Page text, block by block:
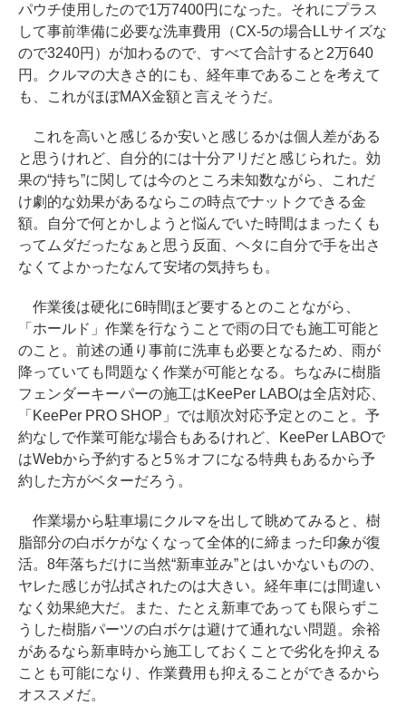
パウチ使用したので1万7400円になった。それにプラス
して事前準備に必要な洗車費用（CX-5の場合LLサイズな
ので3240円）が加わるので、すべて合計すると2万640
円。クルマの大きさ的にも、経年車であることを考えて
も、これがほぼMAX金額と言えそうだ。
これを高いと感じるか安いと感じるかは個人差がある
と思うけれど、自分的には十分アリだと感じられた。効
果の“持ち”に関しては今のところ未知数ながら、これだ
け劇的な効果があるならこの時点でナットクできる金
額。自分で何とかしようと悩んでいた時間はまったくも
ってムダだったなぁと思う反面、ヘタに自分で手を出さ
なくてよかったなんて安堵の気持ちも。
作業後は硬化に6時間ほど要するとのことながら、
「ホールド」作業を行なうことで雨の日でも施工可能と
のこと。前述の通り事前に洗車も必要となるため、雨が
降っていても問題なく作業が可能となる。ちなみに樹脂
フェンダーキーパーの施工はKeePer LABOは全店対応、
「KeePer PRO SHOP」では順次対応予定とのこと。予
約なしで作業可能な場合もあるけれど、KeePer LABOで
はWebから予約すると5％オフになる特典もあるから予
約した方がベターだろう。
作業場から駐車場にクルマを出して眺めてみると、樹
脂部分の白ボケがなくなって全体的に締まった印象が復
活。8年落ちだけに当然“新車並み”とはいかないものの、
ヤレた感じが払拭されたのは大きい。経年車には間違い
なく効果絶大だ。また、たとえ新車であっても限らずこ
うした樹脂パーツの白ボケは避けて通れない問題。余裕
があるなら新車時から施工しておくことで劣化を抑える
ことも可能になり、作業費用も抑えることができるから
オススメだ。